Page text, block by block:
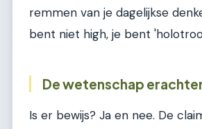
remmen van je dagelijkse
bent niet high, je bent
De wetenschap
Is er bewijs? Ja en nee. De